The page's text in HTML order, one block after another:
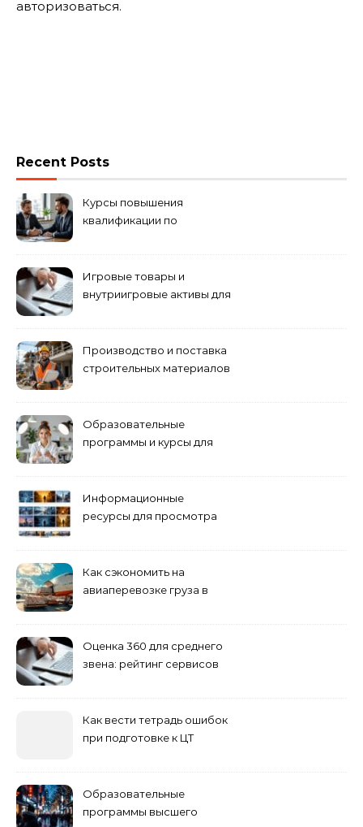
авторизоваться.
Recent Posts
Курсы повышения
квалификации по
Игровые товары и
внутриигровые активы для
приобретения
Производство и поставка
строительных материалов
Образовательные
программы и курсы для
Информационные
ресурсы для просмотра
Как сэкономить на
авиаперевозке груза в
Оценка 360 для среднего
звена: рейтинг сервисов
Как вести тетрадь ошибок
при подготовке к ЦТ
Образовательные
программы высшего